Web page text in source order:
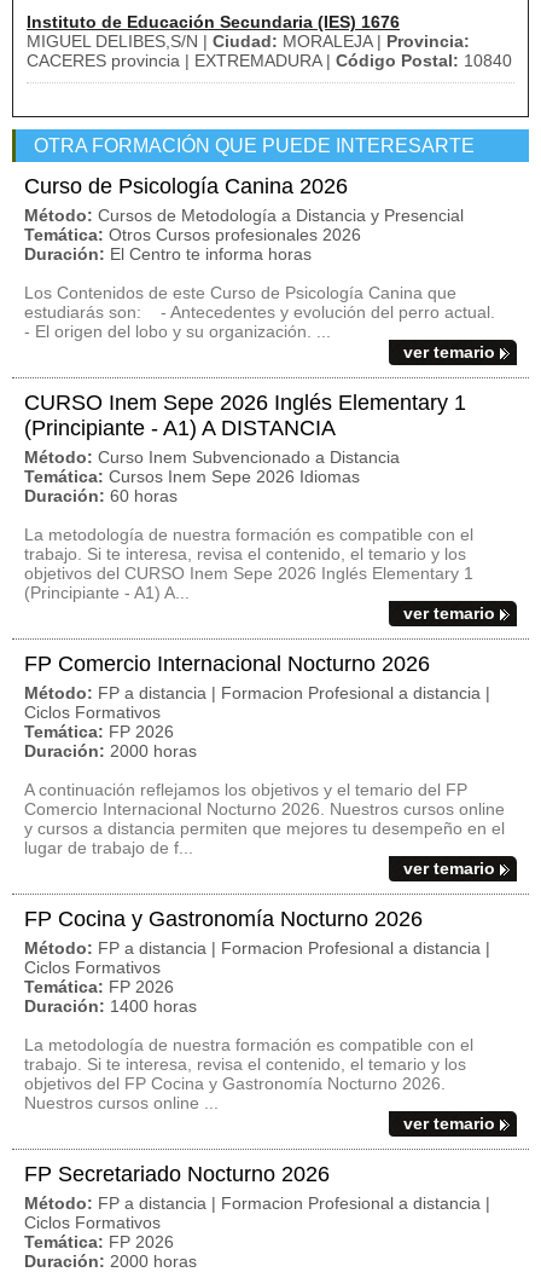
Instituto de Educación Secundaria (IES) 1676
MIGUEL DELIBES,S/N | Ciudad: MORALEJA | Provincia:
CACERES provincia | EXTREMADURA | Código Postal: 10840
OTRA FORMACIÓN QUE PUEDE INTERESARTE
Curso de Psicología Canina 2026
Método: Cursos de Metodología a Distancia y Presencial
Temática: Otros Cursos profesionales 2026
Duración: El Centro te informa horas
Los Contenidos de este Curso de Psicología Canina que
estudiarás son: - Antecedentes y evolución del perro actual.
- El origen del lobo y su organización. ...
ver temario
CURSO Inem Sepe 2026 Inglés Elementary 1
(Principiante - A1) A DISTANCIA
Método: Curso Inem Subvencionado a Distancia
Temática: Cursos Inem Sepe 2026 Idiomas
Duración: 60 horas
La metodología de nuestra formación es compatible con el
trabajo. Si te interesa, revisa el contenido, el temario y los
objetivos del CURSO Inem Sepe 2026 Inglés Elementary 1
(Principiante - A1) A...
ver temario
FP Comercio Internacional Nocturno 2026
Método: FP a distancia | Formacion Profesional a distancia |
Ciclos Formativos
Temática: FP 2026
Duración: 2000 horas
A continuación reflejamos los objetivos y el temario del FP
Comercio Internacional Nocturno 2026. Nuestros cursos online
y cursos a distancia permiten que mejores tu desempeño en el
lugar de trabajo de f...
ver temario
FP Cocina y Gastronomía Nocturno 2026
Método: FP a distancia | Formacion Profesional a distancia |
Ciclos Formativos
Temática: FP 2026
Duración: 1400 horas
La metodología de nuestra formación es compatible con el
trabajo. Si te interesa, revisa el contenido, el temario y los
objetivos del FP Cocina y Gastronomía Nocturno 2026.
Nuestros cursos online ...
ver temario
FP Secretariado Nocturno 2026
Método: FP a distancia | Formacion Profesional a distancia |
Ciclos Formativos
Temática: FP 2026
Duración: 2000 horas